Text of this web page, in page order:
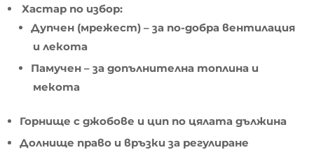
Хастар по избор:
Дупчен (мрежест) – за по-добра вентилация
и лекота
Памучен – за допълнителна топлина и
мекота
Горнище с джобове и цип по цялата дължина
Долнище право и връзки за регулиране